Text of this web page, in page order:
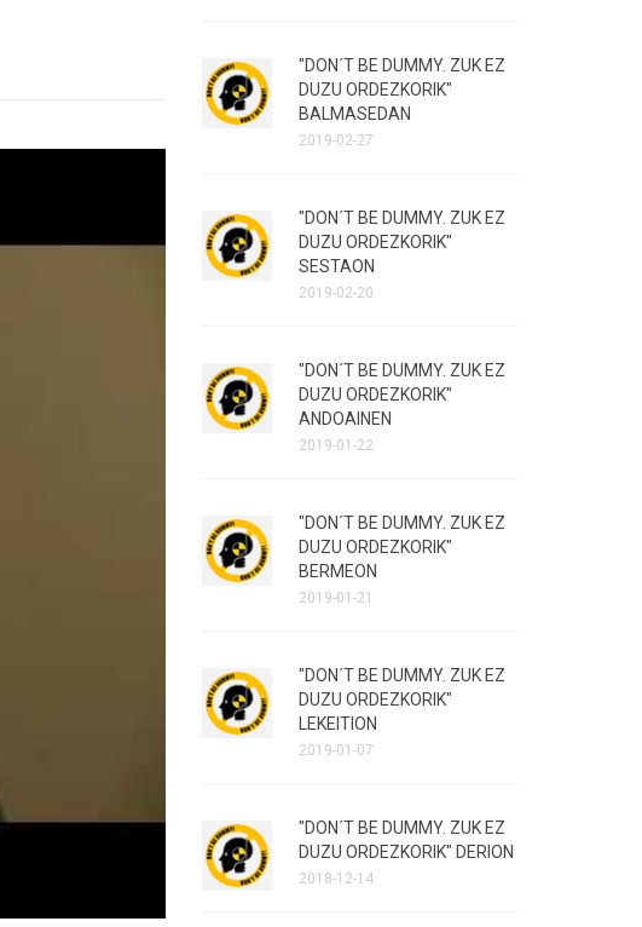
"DON´T BE DUMMY. ZUK EZ
DUZU ORDEZKORIK"
BALMASEDAN
2019-02-27
"DON´T BE DUMMY. ZUK EZ
DUZU ORDEZKORIK"
SESTAON
2019-02-20
"DON´T BE DUMMY. ZUK EZ
DUZU ORDEZKORIK"
ANDOAINEN
2019-01-22
"DON´T BE DUMMY. ZUK EZ
DUZU ORDEZKORIK"
BERMEON
2019-01-21
"DON´T BE DUMMY. ZUK EZ
DUZU ORDEZKORIK"
LEKEITION
2019-01-07
"DON´T BE DUMMY. ZUK EZ
DUZU ORDEZKORIK" DERION
2018-12-14